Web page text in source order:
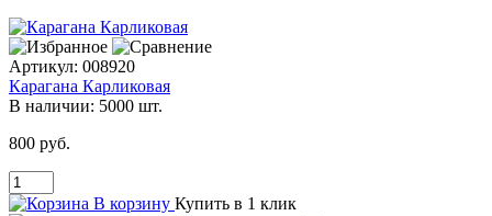
Артикул: 008920
Карагана Карликовая
В наличии: 5000 шт.
800 руб.
В корзину Купить в 1 клик